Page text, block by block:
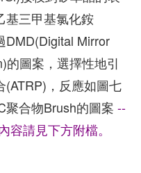
基三甲基氯化銨
DMD(Digital Mirror
的圖案，選擇性地引
，反應如圖七
聚合物Brush的圖案 --
請見下方附檔。